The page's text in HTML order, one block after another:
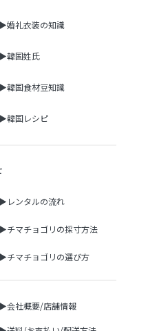
▶婚礼衣装の知識
▶韓国姓氏
▶韓国食材豆知識
▶韓国レシピ
▶レンタルの流れ
▶チマチョゴリの採寸方法
▶チマチョゴリの選び方
▶会社概要/店舗情報